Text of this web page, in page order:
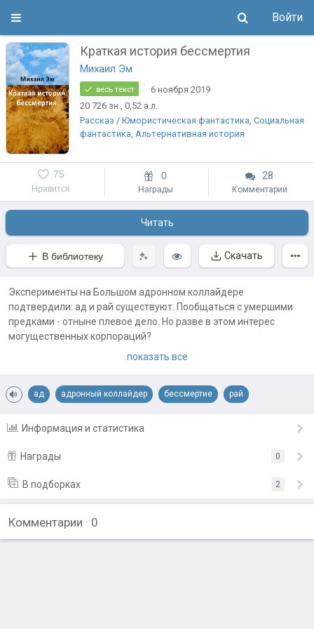
Войти
Краткая история бессмертия
Михаил Эм
весь текст
6 ноября 2019
20 726 зн., 0,52 а.л.
Рассказ / Юмористическая фантастика, Социальная
фантастика, Альтернативная история
Нравится
75 0
Награды
28
Комментарии
Читать
В библиотеку Скачать
Эксперименты на Большом адронном коллайдере
подтвердили: ад и рай существуют. Пообщаться с умершими
предками - отныне плевое дело. Но разве в этом интерес
могущественных корпораций?
Озвучка:
показать все
ад адронный коллайдер бессмертие рай
Информация и статистика
Награды 0
В подборках 2
Комментарии · 0